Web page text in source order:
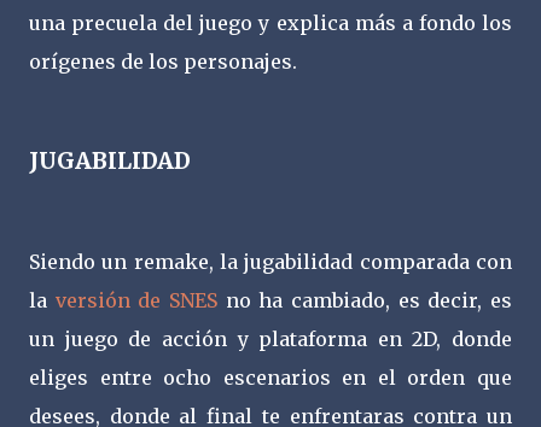
una precuela del juego y explica más a fondo los
orígenes de los personajes.
JUGABILIDAD
Siendo un remake, la jugabilidad comparada con
la versión de SNES no ha cambiado, es decir, es
un juego de acción y plataforma en 2D, donde
eliges entre ocho escenarios en el orden que
desees, donde al final te enfrentaras contra un